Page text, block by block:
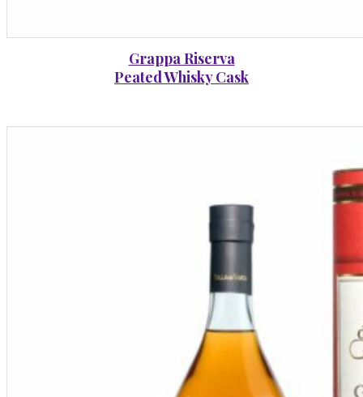
Grappa Riserva
Peated Whisky Cask